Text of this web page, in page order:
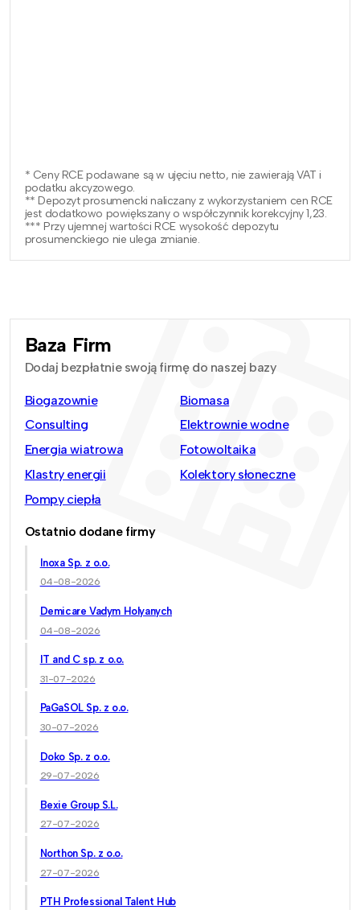
* Ceny RCE podawane są w ujęciu netto, nie zawierają VAT i
podatku akcyzowego.
** Depozyt prosumencki naliczany z wykorzystaniem cen RCE
jest dodatkowo powiększany o współczynnik korekcyjny 1,23.
*** Przy ujemnej wartości RCE wysokość depozytu
prosumenckiego nie ulega zmianie.
Baza Firm
Dodaj bezpłatnie swoją firmę do naszej bazy
Biogazownie
Biomasa
Consulting
Elektrownie wodne
Energia wiatrowa
Fotowoltaika
Klastry energii
Kolektory słoneczne
Pompy ciepła
Ostatnio dodane firmy
Inoxa Sp. z o.o.
04-08-2026
Demicare Vadym Holyanych
04-08-2026
IT and C sp. z o.o.
31-07-2026
PaGaSOL Sp. z o.o.
30-07-2026
Doko Sp. z o.o.
29-07-2026
Bexie Group S.L.
27-07-2026
Northon Sp. z o.o.
27-07-2026
PTH Professional Talent Hub